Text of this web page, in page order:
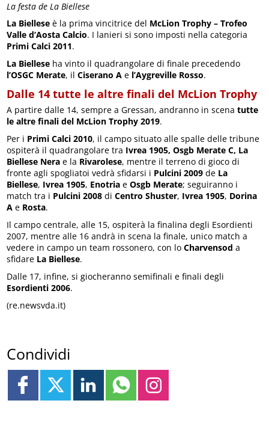
La festa de La Biellese
La Biellese è la prima vincitrice del McLion Trophy – Trofeo
Valle d’Aosta Calcio. I lanieri si sono imposti nella categoria
Primi Calci 2011.
La Biellese ha vinto il quadrangolare di finale precedendo
l’OSGC Merate, ilCiserano A e l’Aygreville Rosso.
Dalle 14 tutte le altre finali del McLion Trophy
A partire dalle 14, sempre a Gressan, andranno in scenatutte
le altre finali del McLion Trophy 2019.
Per i Primi Calci 2010, il campo situato alle spalle delle tribune
ospiterà il quadrangolare tra Ivrea 1905, Osgb Merate C, La
Biellese Nera e la Rivarolese, mentre il terreno di gioco di
fronte agli spogliatoi vedrà sfidarsi i Pulcini 2009 de La
Biellese, Ivrea 1905, Enotria eOsgb Merate; seguiranno i
match tra i Pulcini 2008 di Centro Shuster, Ivrea 1905, Dorina
A e Rosta.
Il campo centrale, alle 15, ospiterà la finalina degli Esordienti
2007, mentre alle 16 andrà in scena la finale, unico match a
vedere in campo un team rossonero, con loCharvensod a
sfidare La Biellese.
Dalle 17, infine, si giocheranno semifinali e finali degli
Esordienti 2006.
(re.newsvda.it)
Condividi